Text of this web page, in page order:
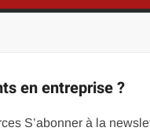
en entreprise ?
S’abonner à la